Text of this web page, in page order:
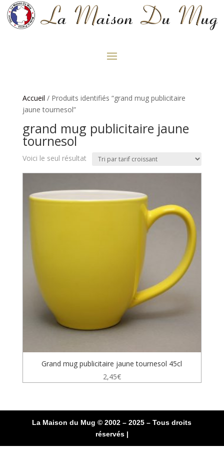
Accueil / Produits identifiés “grand mug publicitaire
jaune tournesol”
grand mug publicitaire jaune
tournesol
Voici le seul résultat
Grand mug publicitaire jaune tournesol 45cl
2,45€
La Maison du Mug © 2002 – 2025 – Tous droits
réservés |